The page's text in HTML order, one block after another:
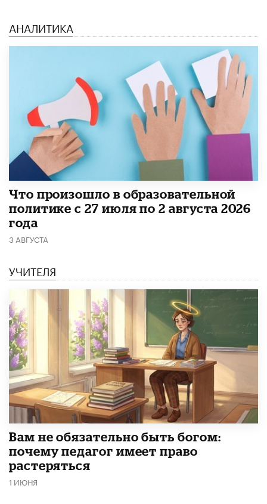
АНАЛИТИКА
​Что произошло в образовательной
политике с 27 июля по 2 августа 2026
года
3 АВГУСТА
УЧИТЕЛЯ
​Вам не обязательно быть богом:
почему педагог имеет право
растеряться
1 ИЮНЯ